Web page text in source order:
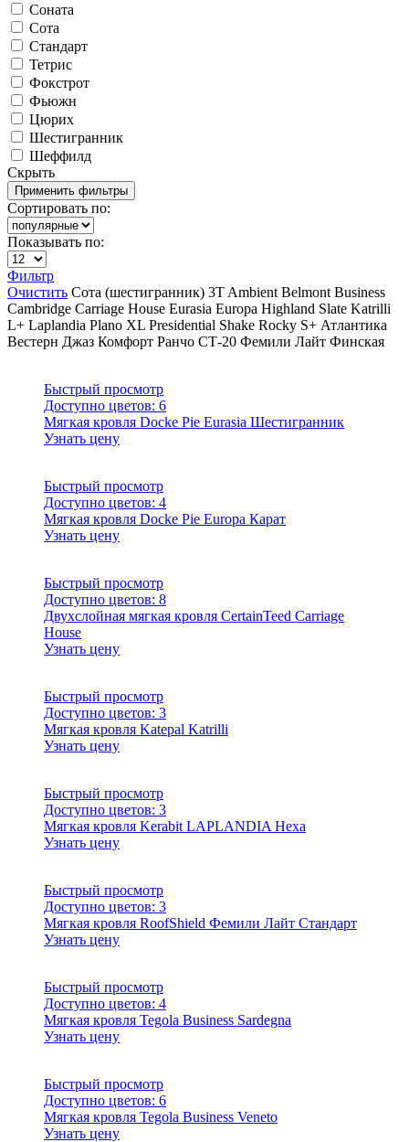
Соната
Сота
Стандарт
Тетрис
Фокстрот
Фьюжн
Цюрих
Шестигранник
Шеффилд
Скрыть
Сортировать по:
Показывать по:
Фильтр
Очистить Сота (шестигранник) 3T Ambient Belmont Business
Cambridge Carriage House Eurasia Europa Highland Slate Katrilli
L+ Laplandia Plano XL Presidential Shake Rocky S+ Атлантика
Вестерн Джаз Комфорт Ранчо СТ-20 Фемили Лайт Финская
Быстрый просмотр
Доступно цветов: 6
Мягкая кровля Docke Pie Eurasia Шестигранник
Узнать цену
Быстрый просмотр
Доступно цветов: 4
Мягкая кровля Docke Pie Europa Карат
Узнать цену
Быстрый просмотр
Доступно цветов: 8
Двухслойная мягкая кровля CertainTeed Carriage
House
Узнать цену
Быстрый просмотр
Доступно цветов: 3
Мягкая кровля Katepal Katrilli
Узнать цену
Быстрый просмотр
Доступно цветов: 3
Мягкая кровля Kerabit LAPLANDIA Hexa
Узнать цену
Быстрый просмотр
Доступно цветов: 3
Мягкая кровля RoofShield Фемили Лайт Стандарт
Узнать цену
Быстрый просмотр
Доступно цветов: 4
Мягкая кровля Tegola Business Sardegna
Узнать цену
Быстрый просмотр
Доступно цветов: 6
Мягкая кровля Tegola Business Veneto
Узнать цену